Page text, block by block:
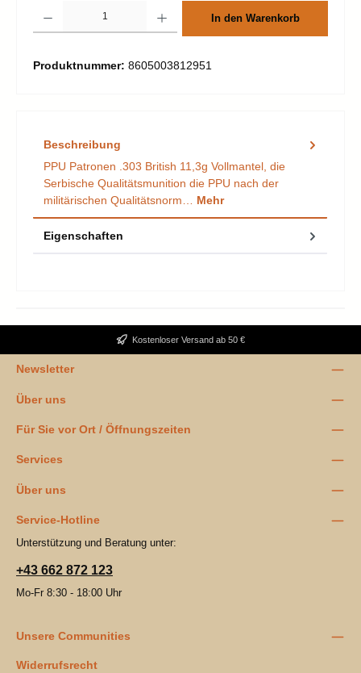
In den Warenkorb
Produktnummer: 8605003812951
Beschreibung
PPU Patronen .303 British 11,3g Vollmantel, die
Serbische Qualitätsmunition die PPU nach der
militärischen Qualitätsnorm… Mehr
Eigenschaften
Kostenloser Versand ab 50 €
Newsletter
Über uns
Für Sie vor Ort / Öffnungszeiten
Services
Über uns
Service-Hotline
Unterstützung und Beratung unter:
+43 662 872 123
Mo-Fr 8:30 - 18:00 Uhr
Unsere Communities
Widerrufsrecht